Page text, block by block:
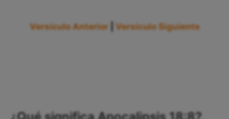
Versículo Anterior Versículo Siguiente